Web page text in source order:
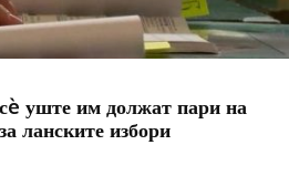
уште им должат пари на
ланските избори